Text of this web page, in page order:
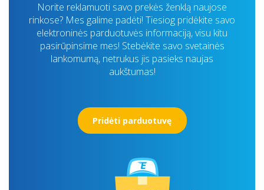
Norite reklamuoti savo prekės ženklą naujose
rinkose? Mes galime padėti! Tiesiog pridėkite savo
elektroninės parduotuvės informaciją, visu kitu
pasirūpinsime mes! Stebėkite savo svetainės
lankomumą, netrukus jis pasieks naujas
aukštumas!
Pridėti parduotuvę